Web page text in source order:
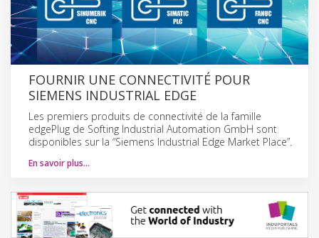
FOURNIR UNE CONNECTIVITÉ POUR
SIEMENS INDUSTRIAL EDGE
Les premiers produits de connectivité de la famille
edgePlug de Softing Industrial Automation GmbH sont
disponibles sur la “Siemens Industrial Edge Market Place”.
En savoir plus…